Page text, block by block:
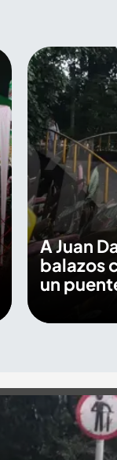
A Juan
balazos
un